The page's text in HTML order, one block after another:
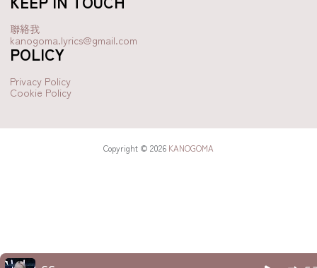
聯絡我
kanogoma.lyrics@gmail.com
POLICY
Privacy Policy
Cookie Policy
Copyright © 2026 KANOGOMA